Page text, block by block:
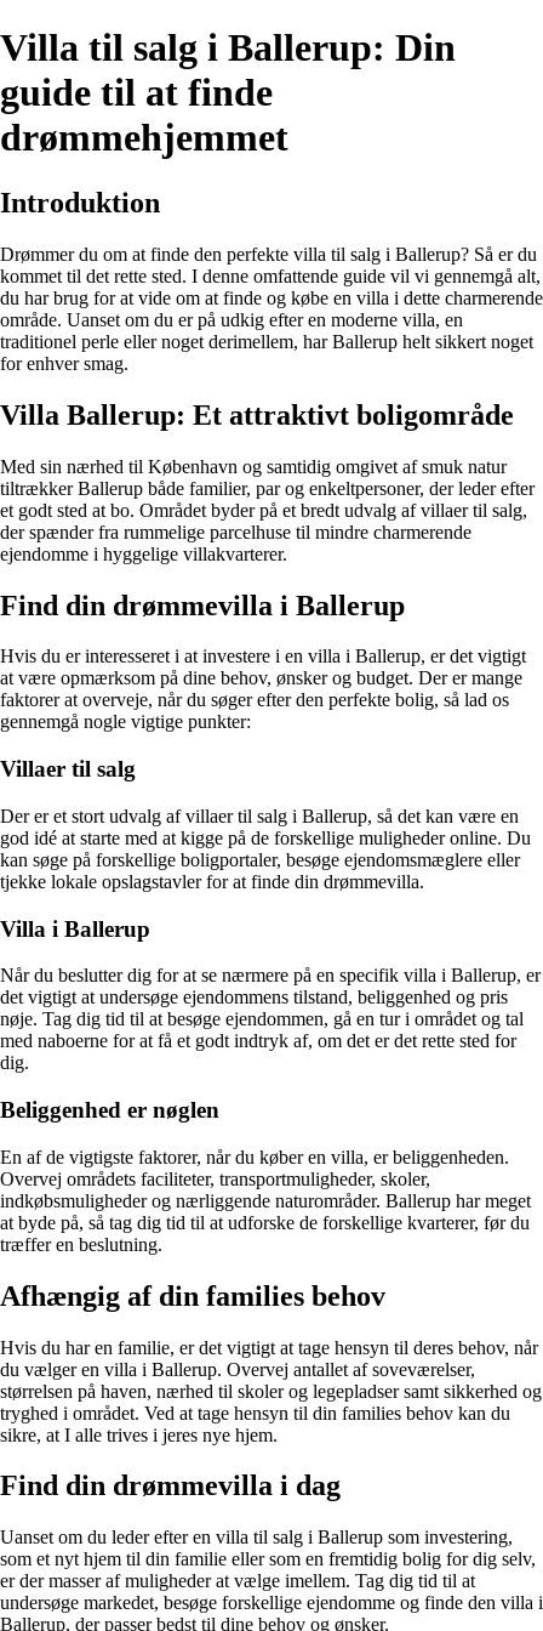
Villa til salg i Ballerup: Din
guide til at finde
drømmehjemmet
Introduktion
Drømmer du om at finde den perfekte villa til salg i Ballerup? Så er du
kommet til det rette sted. I denne omfattende guide vil vi gennemgå alt,
du har brug for at vide om at finde og købe en villa i dette charmerende
område. Uanset om du er på udkig efter en moderne villa, en
traditionel perle eller noget derimellem, har Ballerup helt sikkert noget
for enhver smag.
Villa Ballerup: Et attraktivt boligområde
Med sin nærhed til København og samtidig omgivet af smuk natur
tiltrækker Ballerup både familier, par og enkeltpersoner, der leder efter
et godt sted at bo. Området byder på et bredt udvalg af villaer til salg,
der spænder fra rummelige parcelhuse til mindre charmerende
ejendomme i hyggelige villakvarterer.
Find din drømmevilla i Ballerup
Hvis du er interesseret i at investere i en villa i Ballerup, er det vigtigt
at være opmærksom på dine behov, ønsker og budget. Der er mange
faktorer at overveje, når du søger efter den perfekte bolig, så lad os
gennemgå nogle vigtige punkter:
Villaer til salg
Der er et stort udvalg af villaer til salg i Ballerup, så det kan være en
god idé at starte med at kigge på de forskellige muligheder online. Du
kan søge på forskellige boligportaler, besøge ejendomsmæglere eller
tjekke lokale opslagstavler for at finde din drømmevilla.
Villa i Ballerup
Når du beslutter dig for at se nærmere på en specifik villa i Ballerup, er
det vigtigt at undersøge ejendommens tilstand, beliggenhed og pris
nøje. Tag dig tid til at besøge ejendommen, gå en tur i området og tal
med naboerne for at få et godt indtryk af, om det er det rette sted for
dig.
Beliggenhed er nøglen
En af de vigtigste faktorer, når du køber en villa, er beliggenheden.
Overvej områdets faciliteter, transportmuligheder, skoler,
indkøbsmuligheder og nærliggende naturområder. Ballerup har meget
at byde på, så tag dig tid til at udforske de forskellige kvarterer, før du
træffer en beslutning.
Afhængig af din families behov
Hvis du har en familie, er det vigtigt at tage hensyn til deres behov, når
du vælger en villa i Ballerup. Overvej antallet af soveværelser,
størrelsen på haven, nærhed til skoler og legepladser samt sikkerhed og
tryghed i området. Ved at tage hensyn til din families behov kan du
sikre, at I alle trives i jeres nye hjem.
Find din drømmevilla i dag
Uanset om du leder efter en villa til salg i Ballerup som investering,
som et nyt hjem til din familie eller som en fremtidig bolig for dig selv,
er der masser af muligheder at vælge imellem. Tag dig tid til at
undersøge markedet, besøge forskellige ejendomme og finde den villa i
Ballerup, der passer bedst til dine behov og ønsker.